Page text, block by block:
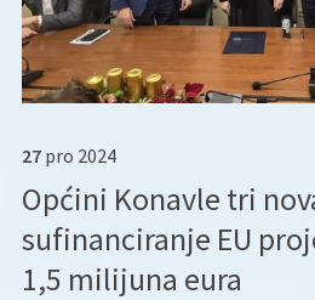
27 pro 2024
Općini Konavle tri
sufinanciranje EU
1,5 milijuna eura